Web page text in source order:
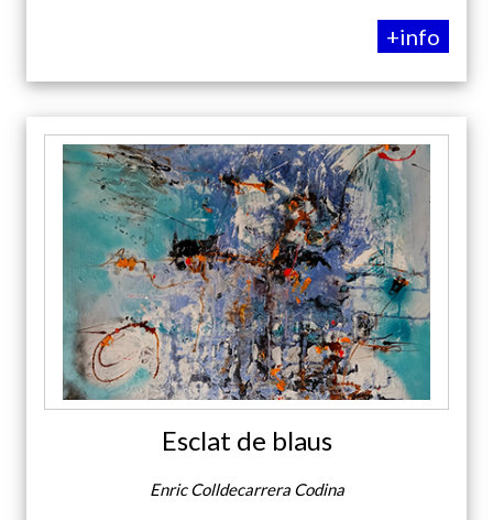
+info
Esclat de blaus
Enric Colldecarrera Codina